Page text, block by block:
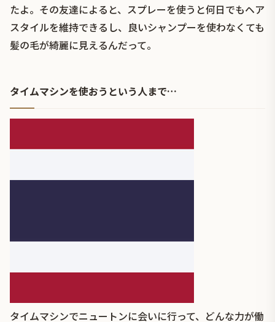
たよ。その友達によると、スプレーを使うと何日でもヘア
スタイルを維持できるし、良いシャンプーを使わなくても
髪の毛が綺麗に見えるんだって。
タイムマシンを使おうという人まで…
タイムマシンでニュートンに会いに行って、どんな力が働